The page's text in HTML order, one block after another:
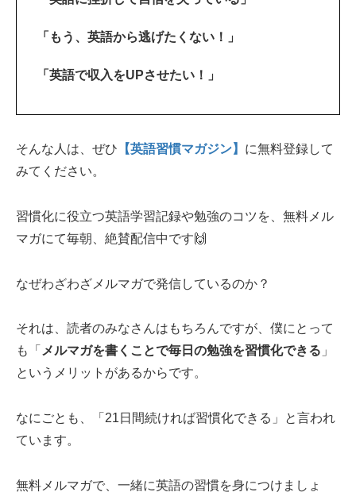
「もう、英語から逃げたくない！」
「英語で収入をUPさせたい！」
そんな人は、ぜひ 【英語習慣マガジン】 に無料登録して
みてください。
習慣化に役立つ英語学習記録や勉強のコツを、無料メル
マガにて毎朝、絶賛配信中です🙌
なぜわざわざメルマガで発信しているのか？
それは、読者のみなさんはもちろんですが、僕にとって
も「 メルマガを書くことで毎日の勉強を習慣化できる 」
というメリットがあるからです。
なにごとも、「21日間続ければ習慣化できる」と言われ
ています。
無料メルマガで、一緒に英語の習慣を身につけましょ